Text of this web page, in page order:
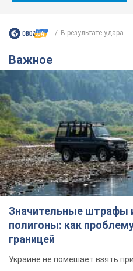
В результате удара...
Важное
Значительные штрафы
полигоны: как
границей
Украине не помешает взять